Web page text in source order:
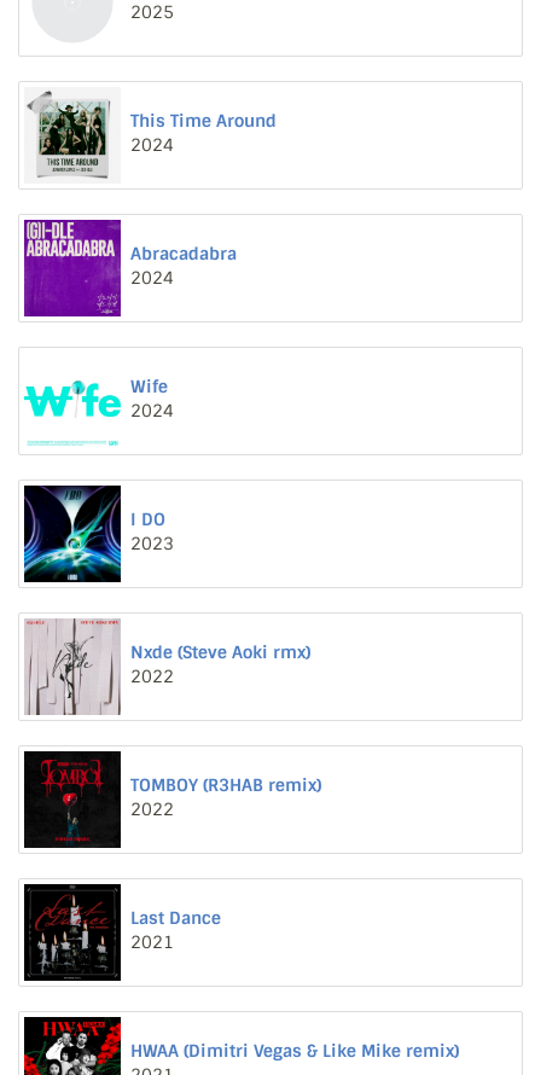
2025
This Time Around
2024
Abracadabra
2024
Wife
2024
I DO
2023
Nxde (Steve Aoki rmx)
2022
TOMBOY (R3HAB remix)
2022
Last Dance
2021
HWAA (Dimitri Vegas & Like Mike remix)